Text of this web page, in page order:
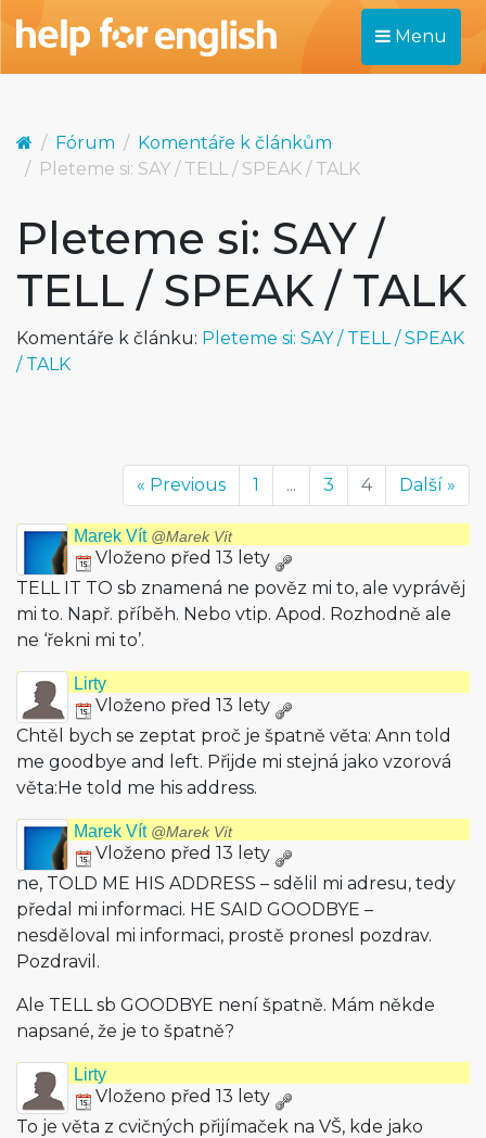
Menu
Fórum
Komentáře k článkům
Pleteme si: SAY / TELL / SPEAK / TALK
Pleteme si: SAY /
TELL / SPEAK / TALK
Komentáře k článku: Pleteme si: SAY / TELL / SPEAK
/ TALK
« Previous 1 ... 3 4 Další »
Marek Vít @Marek Vít
Vloženo před 13 lety
TELL IT TO sb znamená ne pověz mi to, ale vyprávěj
mi to. Např. příběh. Nebo vtip. Apod. Rozhodně ale
ne ‘řekni mi to’.
Lirty
Vloženo před 13 lety
Chtěl bych se zeptat proč je špatně věta: Ann told
me goodbye and left. Přijde mi stejná jako vzorová
věta:He told me his address.
Marek Vít @Marek Vít
Vloženo před 13 lety
ne, TOLD ME HIS ADDRESS – sdělil mi adresu, tedy
předal mi informaci. HE SAID GOODBYE –
nesděloval mi informaci, prostě pronesl pozdrav.
Pozdravil.
Ale TELL sb GOODBYE není špatně. Mám někde
napsané, že je to špatně?
Lirty
Vloženo před 13 lety
To je věta z cvičných přijímaček na VŠ, kde jako